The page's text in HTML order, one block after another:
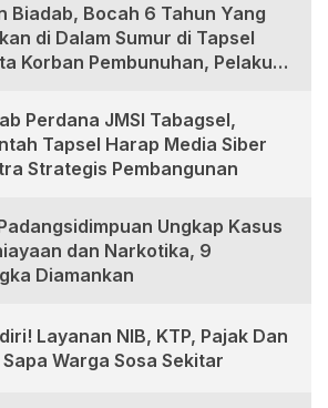
Biadab, Bocah 6 Tahun Yang
di Dalam Sumur di Tapsel
Korban Pembunuhan, Pelaku
Perdana JMSI Tabagsel,
Tapsel Harap Media Siber
Strategis Pembangunan
Ungkap Kasus
dan Narkotika, 9
Diamankan
Layanan NIB, KTP, Pajak Dan
Warga Sosa Sekitar